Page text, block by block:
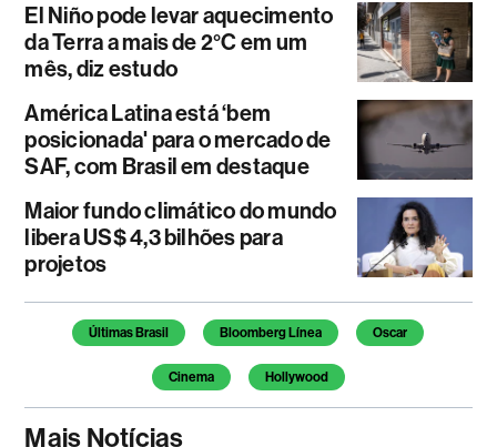
El Niño pode levar aquecimento
da Terra a mais de 2°C em um
mês, diz estudo
América Latina está ‘bem
posicionada' para o mercado de
SAF, com Brasil em destaque
Maior fundo climático do mundo
libera US$ 4,3 bilhões para
projetos
Temas deste artigo
Últimas Brasil Bloomberg Línea Oscar
Cinema Hollywood
Mais Notícias